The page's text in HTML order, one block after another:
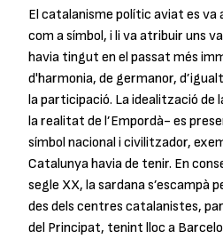
El catalanisme polític aviat es va
com a símbol, i li va atribuir uns
havia tingut en el passat més
d'harmonia, de germanor,
la participació. La idealització de
la realitat de l’Empordà- es
símbol nacional i civilitzador,
Catalunya havia de tenir. En
segle XX, la sardana s’escampà
des dels centres catalanistes,
del Principat, tenint lloc a